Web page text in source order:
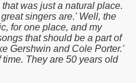
was just a natural place.
singers are.' Well, the
for one place, and my
that should be a part of
Gershwin and Cole Porter.'
They are 50 years old